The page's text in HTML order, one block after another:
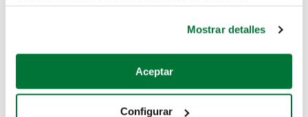
Si lo permite, también quisiéramos:
Recopilar información sobre su ubicación geográfica
Mostrar detalles
Aceptar
Configurar
Coches de segunda mano
Coches de km0